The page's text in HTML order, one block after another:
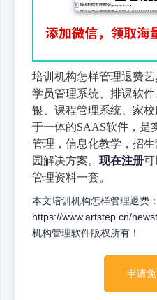
培训机构怎样管理退费
学员管理系统、排课软
银、课程管理系统、家
于一体的SAAS软件，是
管理，信息化教学，招
园解决方案。 现在注册可
管理资料一套。
本文培训机构怎样管理退费：
https://www.artstep.cn/
机构管理软件版权所有！
申请